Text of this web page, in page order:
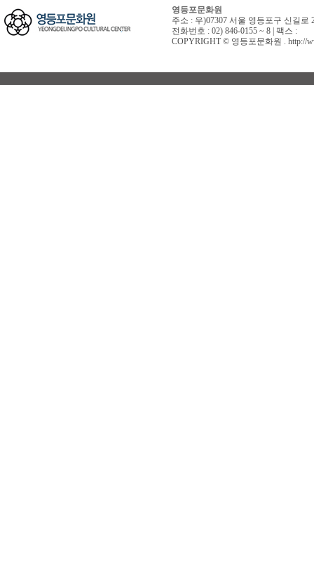
영등포문화원
주소 : 우)07307 서울 영등포구 신길
전화번호 : 02) 846-0155 ~ 8 | 팩스 :
COPYRIGHT © 영등포문화원 . http://